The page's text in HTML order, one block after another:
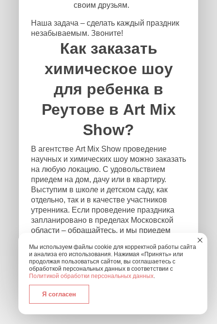
своим друзьям.
Наша задача – сделать каждый праздник
незабываемым. Звоните!
Как заказать
химическое шоу
для ребенка в
Реутове в Art Mix
Show?
В агентстве Art Mix Show проведение
научных и химических шоу можно заказать
на любую локацию. С удовольствием
приедем на дом, дачу или в квартиру.
Выступим в школе и детском саду, как
отдельно, так и в качестве участников
утренника. Если проведение праздника
запланировано в пределах Московской
области – обращайтесь, и мы приедем
будет проходить мероприятие! Чтобы
связаться с нами, оставьте заявку на
обратный звонок или позвоните нам по
номеру: +7 (495) 877-30-01.
Мы используем файлы cookie для корректной работы сайта
и анализа его использования. Нажимая «Принять» или
продолжая пользоваться сайтом, вы соглашаетесь с
обработкой персональных данных в соответствии с
Политикой обработки персональных данных.
Я согласен